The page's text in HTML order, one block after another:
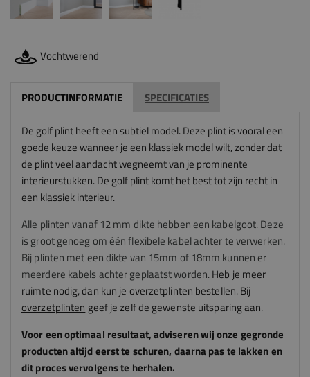
Vochtwerend
PRODUCTINFORMATIE SPECIFICATIES
De golf plint heeft een subtiel model. Deze plint is vooral een
goede keuze wanneer je een klassiek model wilt, zonder dat
de plint veel aandacht wegneemt van je prominente
interieurstukken. De golf plint komt het best tot zijn recht in
een klassiek interieur.
Alle plinten vanaf 12 mm dikte hebben een kabelgoot. Deze
is groot genoeg om één flexibele kabel achter te verwerken.
Bij plinten met een dikte van 15mm of 18mm kunnen er
meerdere kabels achter geplaatst worden.Heb je meer
ruimte nodig, dan kun je overzetplinten bestellen. Bij
overzetplinten geef je zelf de gewenste uitsparing aan.
Voor een optimaal resultaat, adviserenwijonze gegronde
producten altijd eerst te schuren, daarna pas te lakken en
dit proces vervolgens te herhalen.